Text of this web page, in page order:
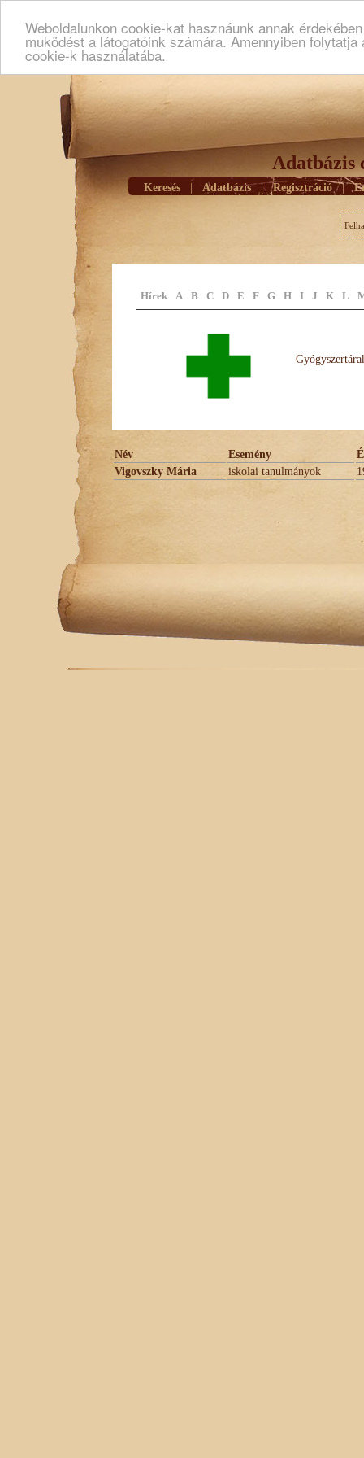
Weboldalunkon cookie-kat hasznáunk annak
muködést a látogatóink számára. Amennyiben
cookie-k használatába.
Adatbázis
Keresés Adatbázis | Regisztráció |
Hírek A B C D E F G H I J K L
Név Esemény
Vigovszky Mária
iskolai tanulmányok